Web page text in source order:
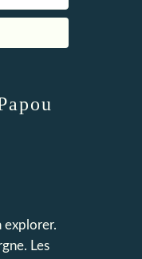
explorer.
Les